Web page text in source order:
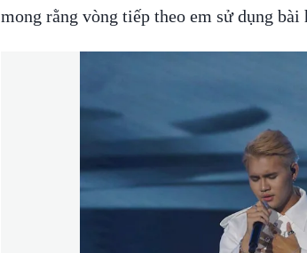
mong rằng vòng tiếp theo em sử dụng bài